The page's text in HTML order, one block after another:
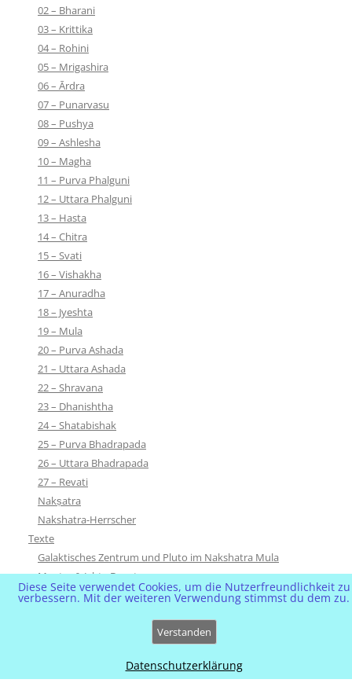
02 – Bharani
03 – Krittika
04 – Rohini
05 – Mrigashira
06 – Ārdra
07 – Punarvasu
08 – Pushya
09 – Ashlesha
10 – Magha
11 – Purva Phalguni
12 – Uttara Phalguni
13 – Hasta
14 – Chitra
15 – Svati
16 – Vishakha
17 – Anuradha
18 – Jyeshta
19 – Mula
20 – Purva Ashada
21 – Uttara Ashada
22 – Shravana
23 – Dhanishtha
24 – Shatabishak
25 – Purva Bhadrapada
26 – Uttara Bhadrapada
27 – Revati
Nakṣatra
Nakshatra-Herrscher
Texte
Galaktisches Zentrum und Pluto im Nakshatra Mula
Mantra & Ishta Devata
Samudra Manthan
Diese Seite verwendet Cookies, um die Nutzerfreundlichkeit zu
verbessern. Mit der weiteren Verwendung stimmst du dem zu.
Verstanden
Datenschutzerklärung